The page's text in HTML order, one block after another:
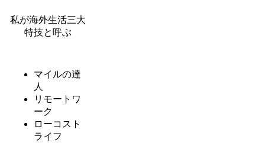
私が海外生活三大
特技と呼ぶ
マイルの達
人
リモートワ
ーク
ローコスト
ライフ